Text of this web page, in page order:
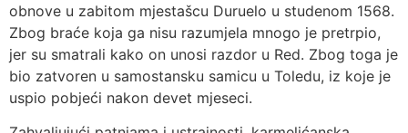
obnove u zabitom mjestašcu Duruelo u studenom 1568.
Zbog braće koja ga nisu razumjela mnogo je pretrpio,
jer su smatrali kako on unosi razdor u Red. Zbog toga je
bio zatvoren u samostansku samicu u Toledu, iz koje je
uspio pobjeći nakon devet mjeseci.